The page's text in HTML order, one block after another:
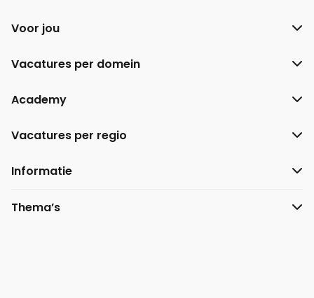
Voor jou
Vacatures per domein
Academy
Vacatures per regio
Informatie
Thema’s